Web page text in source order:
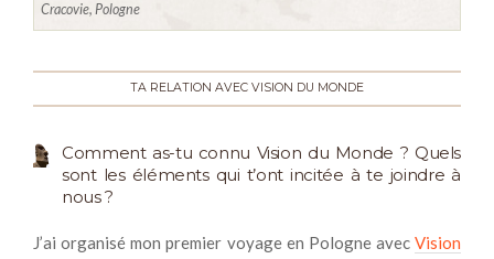
Cracovie, Pologne
TA RELATION AVEC VISION DU MONDE
Comment as-tu connu Vision du Monde ? Quels
sont les éléments qui t’ont incitée à te joindre à
nous ?
J’ai organisé mon premier voyage en Pologne avec Vision